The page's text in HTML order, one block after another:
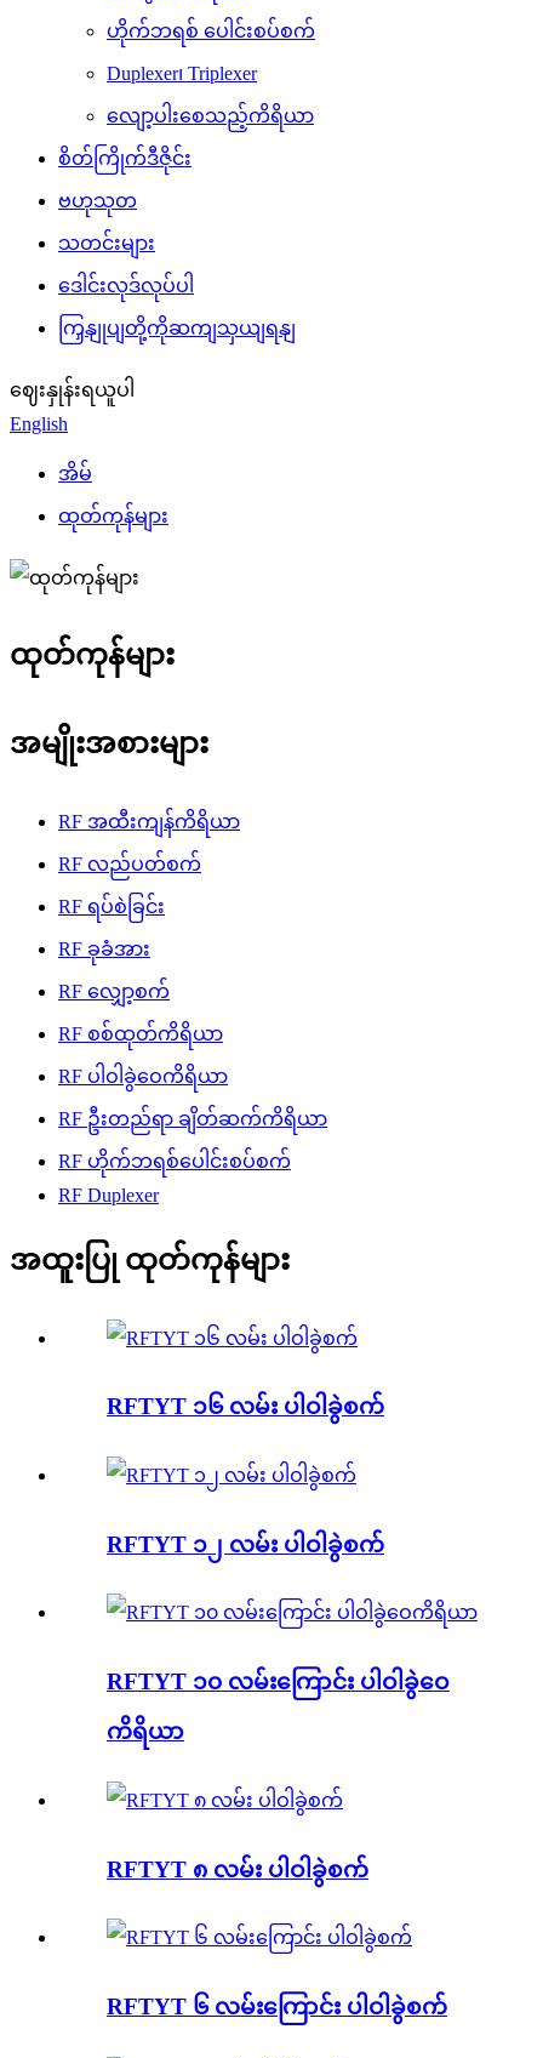
ဟိုက်ဘရစ် ပေါင်းစပ်စက်
Duplexer၊ Triplexer
လျော့ပါးစေသည့်ကိရိယာ
စိတ်ကြိုက်ဒီဇိုင်း
ဗဟုသုတ
သတင်းများ
ဒေါင်းလုဒ်လုပ်ပါ
ကြှနျုပျတို့ကိုဆကျသှယျရနျ
ဈေးနှုန်းရယူပါ
English
အိမ်
ထုတ်ကုန်များ
ထုတ်ကုန်များ
အမျိုးအစားများ
RF အထီးကျန်ကိရိယာ
RF လည်ပတ်စက်
RF ရပ်စဲခြင်း
RF ခုခံအား
RF လျှော့စက်
RF စစ်ထုတ်ကိရိယာ
RF ပါဝါခွဲဝေကိရိယာ
RF ဦးတည်ရာ ချိတ်ဆက်ကိရိယာ
RF ဟိုက်ဘရစ်ပေါင်းစပ်စက်
RF Duplexer
အထူးပြု ထုတ်ကုန်များ
RFTYT ၁၆ လမ်း ပါဝါခွဲစက်
RFTYT ၁၂ လမ်း ပါဝါခွဲစက်
RFTYT ၁၀ လမ်းကြောင်း ပါဝါခွဲဝေ
ကိရိယာ
RFTYT ၈ လမ်း ပါဝါခွဲစက်
RFTYT ၆ လမ်းကြောင်း ပါဝါခွဲစက်